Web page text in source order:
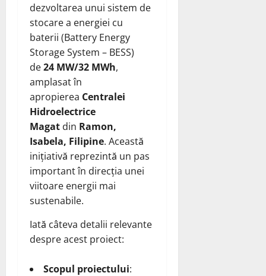
dezvoltarea unui sistem de
stocare a energiei cu
baterii (Battery Energy
Storage System – BESS)
de24 MW/32 MWh,
amplasat în
apropierea Centralei
Hidroelectrice
Magat din Ramon,
Isabela, Filipine. Această
inițiativă reprezintă un pas
important în direcția unei
viitoare energii mai
sustenabile.
Iată câteva detalii relevante
despre acest proiect:
Scopul proiectului: